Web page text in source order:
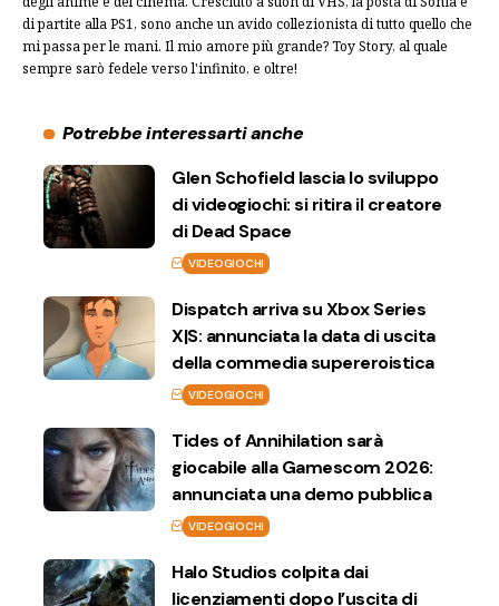
di partite alla PS1, sono anche un avido collezionista di tutto quello che
mi passa per le mani. Il mio amore più grande? Toy Story, al quale
sempre sarò fedele verso l'infinito, e oltre!
Potrebbe interessarti anche
Glen Schofield lascia lo sviluppo
di videogiochi: si ritira il creatore
di Dead Space
VIDEOGIOCHI
Dispatch arriva su Xbox Series
X|S: annunciata la data di uscita
della commedia supereroistica
VIDEOGIOCHI
Tides of Annihilation sarà
giocabile alla Gamescom 2026:
annunciata una demo pubblica
VIDEOGIOCHI
Halo Studios colpita dai
licenziamenti dopo l’uscita di